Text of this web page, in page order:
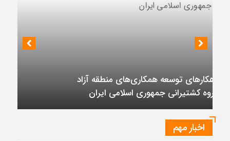
مسیر تحقق صنعت سبز
مزیت قیمتی CNG؛ سوختی پاک برای کاهش هزینه خانوار و
واردات بنزین
ظرفیت پالایش جهانی به کمترین میزان در برابر تقاضای نفت
رسیده است
عرضه اولیه تابان فردا (بزرگترین عرضه اولیه تاریخ بورس) از
نگاهی دیگر
1 هفته قبل
نشست رئیس هیأت مدیره گروه سرمایه‌گذاری اهداف با مدیران ارشد شرکت
تأکید بر تداوم حمایت از فاز دوم توسعه میدان
نفتی آذر
اخبار مهم